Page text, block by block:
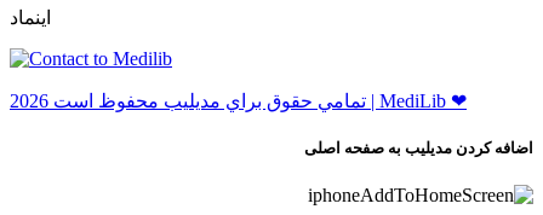
اینماد
ﺗﻤﺎﻣﻲ ﺣﻘﻮﻕ ﺑﺮاﻱ ﻣﺪﻳﻠﻴﺐ ﻣﺤﻔﻮﻅ اﺳﺖ 2026 | MediLib ❤
اضافه کردن مدیلیب به صفحه اصلی